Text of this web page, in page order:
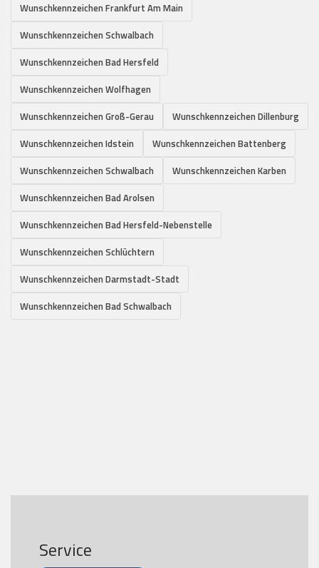
Wunschkennzeichen Frankfurt Am Main
Wunschkennzeichen Schwalbach
Wunschkennzeichen Bad Hersfeld
Wunschkennzeichen Wolfhagen
Wunschkennzeichen Groß-Gerau
Wunschkennzeichen Dillenburg
Wunschkennzeichen Idstein
Wunschkennzeichen Battenberg
Wunschkennzeichen Schwalbach
Wunschkennzeichen Karben
Wunschkennzeichen Bad Arolsen
Wunschkennzeichen Bad Hersfeld-Nebenstelle
Wunschkennzeichen Schlüchtern
Wunschkennzeichen Darmstadt-Stadt
Wunschkennzeichen Bad Schwalbach
Service